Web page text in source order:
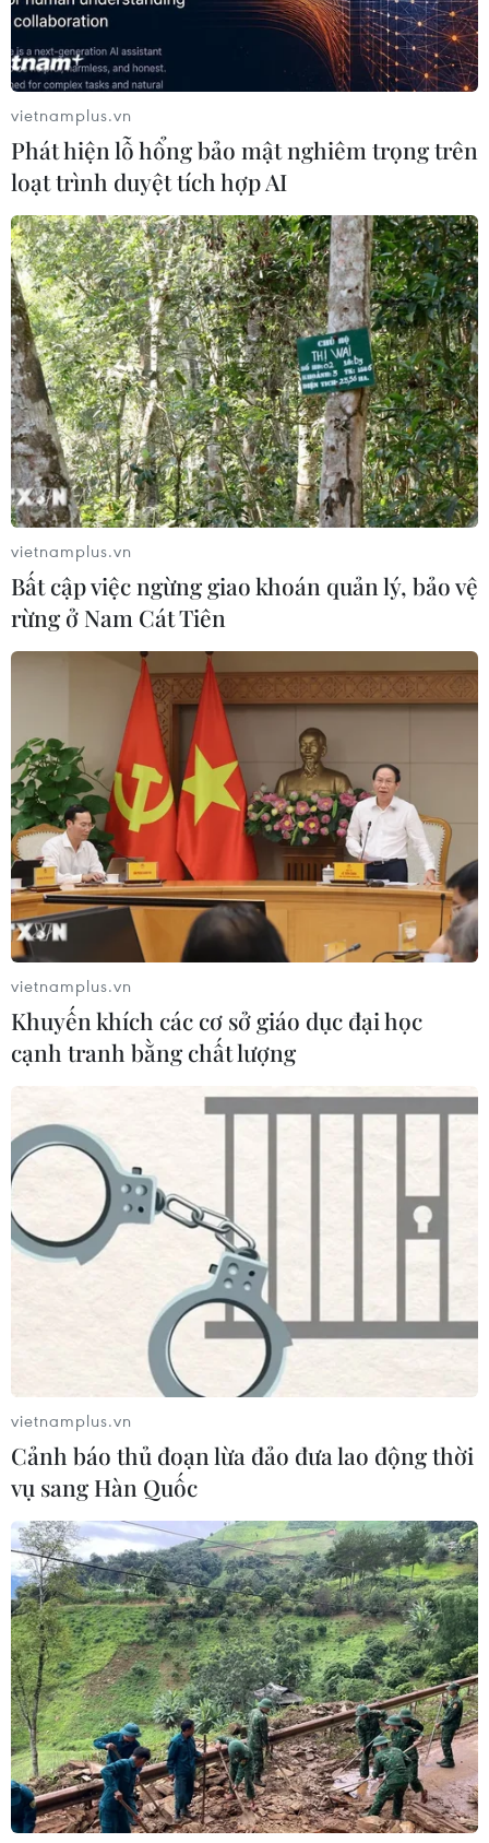
Internet là thành tố quan trọng của
chuyển đổi số tại Việt Nam
07/12/2022 04:06
Theo Thứ trưởng Bộ Thông tin và Truyền thông Phạm Đức
Long, Internet sẽ là hạ tầng thiết yếu quan trọng để thực
hiện chuyển đổi số quốc gia.
Hài hòa các tiêu chuẩn chung để thúc đẩy
lĩnh vực thương mại số
08/12/2022 07:47
Báo cáo kinh tế khu vực Đông Nam Á 2022 của Google,
Temasek&Bain cho thấy tổng số người dùng internet của
ASEAN đã tăng khoảng 20 triệu người từ 440 triệu năm
2021 lên mức 460 triệu người năm 2022.
Nền kinh tế số sẽ chiếm
20% GDP Việt Nam vào năm 2025
Việt Nam nằm trong số những quốc gia có tốc độ phát
triển Internet nhanh nhất thế giới và đây chính là tiền đề
cho nền kinh tế số ngày một bùng nổ.
vietnamplus.vn
Phát hiện lỗ hổng bảo mật nghiêm trọng trên
loạt trình duyệt tích hợp AI
vietnamplus.vn
Bất cập việc ngừng giao khoán quản lý, bảo vệ
rừng ở Nam Cát Tiên
vietnamplus.vn
Khuyến khích các cơ sở giáo dục đại học
cạnh tranh bằng chất lượng
vietnamplus.vn
Cảnh báo thủ đoạn lừa đảo đưa lao động thời
vụ sang Hàn Quốc